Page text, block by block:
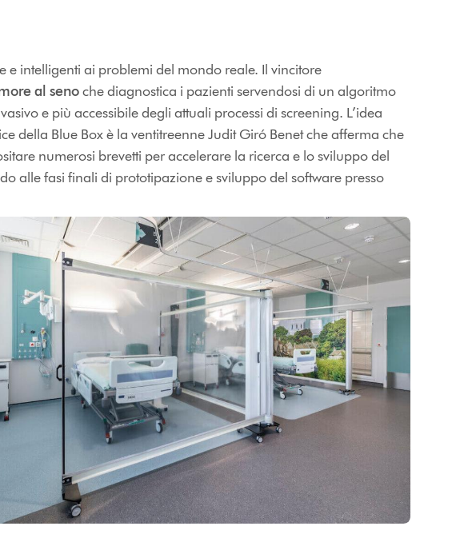
e intelligenti ai problemi del mondo reale. Il vincitore
al senoche diagnostica i pazienti servendosi di un algoritmo
e più accessibile degli attuali processi di screening. L’idea
della Blue Box è la ventitreenne Judit Giró Benet che afferma che
numerosi brevetti per accelerare la ricerca e lo sviluppo del
alle fasi finali di prototipazione e sviluppo del software presso